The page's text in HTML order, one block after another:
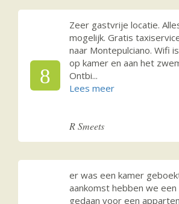
8
Zeer gastvrije locatie.
mogelijk. Gratis
naar Montepulciano. Wifi
op kamer en aan het
Ontbi...
R Smeets
er was een kamer
aankomst hebben we
gedaan voor een